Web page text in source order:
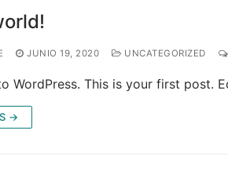
JUNIO 19, 2020 UNCATEGORIZED
WordPress. This is your first post.
→